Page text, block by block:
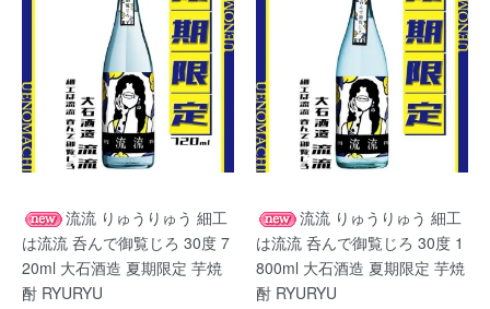
流流 りゅうりゅう 細工
は流流 呑んで御覧じろ 30度 7
20ml 大石酒造 夏期限定 芋焼
酎 RYURYU
流流 りゅうりゅう 細工
は流流 呑んで御覧じろ 30度 1
800ml 大石酒造 夏期限定 芋焼
酎 RYURYU